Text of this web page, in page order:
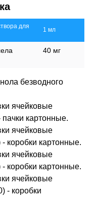
для
1 мл
40 мг
безводного
ячейковые
картонные.
ячейковые
коробки картонные.
ячейковые
коробки картонные.
ячейковые
- коробки